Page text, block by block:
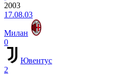
2003
17.08.03
Милан
0
Ювентус
2